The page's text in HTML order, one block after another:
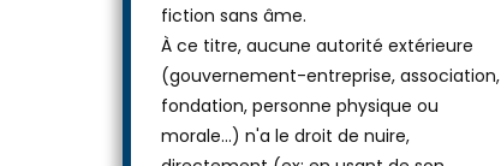
fiction sans âme.
À ce titre, aucune autorité extérieure
(gouvernement-entreprise, association,
fondation, personne physique ou
morale...) n'a le droit de nuire,